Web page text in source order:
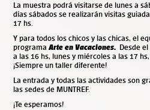
La muestra podrá visitarse de lunes a
días sábados se realizarán visitas
17 hs.
Y para todos los chicos y las chicas, el
programa Arte en Vacaciones. Desde
a las 16 hs, lunes y miércoles a las 17
¡Siempre un taller diferente!
La entrada y todas las actividades son
las sedes de MUNTREF.
¡Te esperamos!